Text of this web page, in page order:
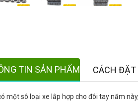
TIN SẢN PHẨM CÁCH ĐẶT
một sô loại xe lắp hợp cho đôi tay năm